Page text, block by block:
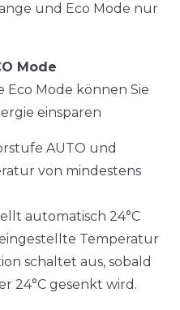
und Eco Mode nur
Mode
Mode können Sie
einsparen
AUTO und
von mindestens
automatisch 24°C
Temperatur
schaltet aus, sobald
24°C gesenkt wird.